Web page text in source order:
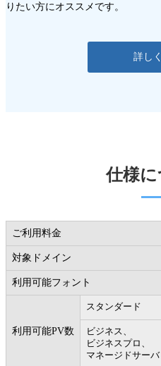
りたい方にオススメです。
詳し
仕様
ご利用料金
対象ドメイン
利用可能フォント
利用可能PV数
スタンダード
ビジネス、
ビジネスプロ、
マネージドサーバ